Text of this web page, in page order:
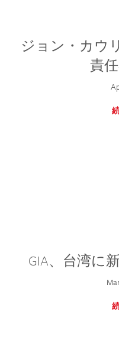
ジョン・カウ
責
GIA、台湾に